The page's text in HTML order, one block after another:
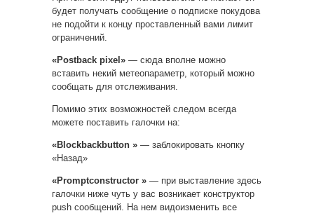
будет получать сообщение о подписке покудова
не подойти к концу проставленный вами лимит
ограничений.
«Postback pixel» — сюда вполне можно
вставить некий метеопараметр, который можно
сообщать для отслеживания.
Помимо этих возможностей следом всегда
можете поставить галочки на:
«Blockbackbutton » — заблокировать кнопку
«Назад»
«Promptconstructor » — при выставление здесь
галочки ниже чуть у вас возникает конструктор
push сообщений. На нем видоизменить все